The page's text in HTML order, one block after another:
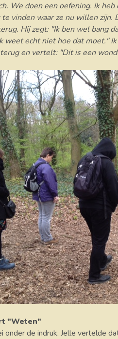
We doen een oefening. Ik
vinden waar ze nu willen
Hij zegt: "Ik ben wel bang
weet echt niet hoe dat moet."
en vertelt: "Dit is een
"Weten"
onder de indruk. Jelle vertelde